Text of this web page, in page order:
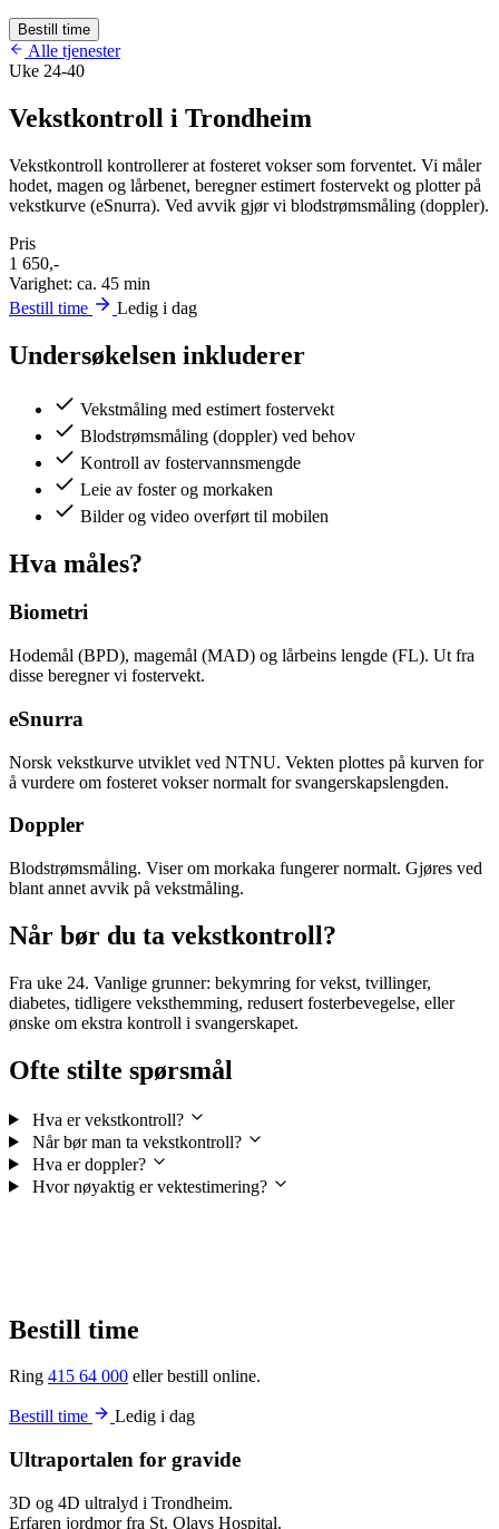
Bestill time
Alle tjenester
Uke 24-40
Vekstkontroll i Trondheim
Vekstkontroll kontrollerer at fosteret vokser som forventet. Vi måler
hodet, magen og lårbenet, beregner estimert fostervekt og plotter på
vekstkurve (eSnurra). Ved avvik gjør vi blodstrømsmåling (doppler).
Pris
1 650,-
Varighet: ca. 45 min
Bestill time
Ledig i dag
Undersøkelsen inkluderer
Vekstmåling med estimert fostervekt
Blodstrømsmåling (doppler) ved behov
Kontroll av fostervannsmengde
Leie av foster og morkaken
Bilder og video overført til mobilen
Hva måles?
Biometri
Hodemål (BPD), magemål (MAD) og lårbeins lengde (FL). Ut fra
disse beregner vi fostervekt.
eSnurra
Norsk vekstkurve utviklet ved NTNU. Vekten plottes på kurven for
å vurdere om fosteret vokser normalt for svangerskapslengden.
Doppler
Blodstrømsmåling. Viser om morkaka fungerer normalt. Gjøres ved
blant annet avvik på vekstmåling.
Når bør du ta vekstkontroll?
Fra uke 24. Vanlige grunner: bekymring for vekst, tvillinger,
diabetes, tidligere veksthemming, redusert fosterbevegelse, eller
ønske om ekstra kontroll i svangerskapet.
Ofte stilte spørsmål
Hva er vekstkontroll?
Når bør man ta vekstkontroll?
Hva er doppler?
Hvor nøyaktig er vektestimering?
Bestill time
Ring 415 64 000 eller bestill online.
Bestill time Ledig i dag
Ultraportalen for gravide
3D og 4D ultralyd i Trondheim.
Erfaren jordmor fra St. Olavs Hospital.